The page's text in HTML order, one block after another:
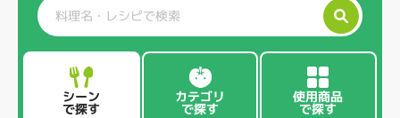
シーン
で探す
カテゴリ
で探す
使用商品
で探す